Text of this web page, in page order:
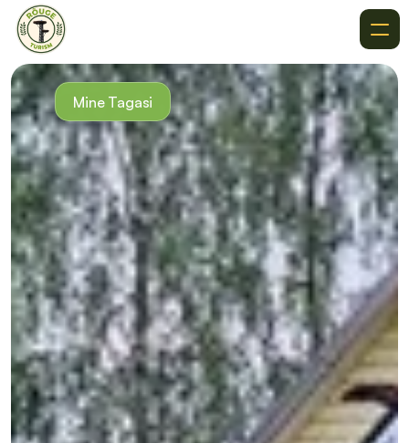
Meist
Soovitused
Sihtkohad
Sündmused
Kuhu Minna
Kontakt
Mine Tagasi